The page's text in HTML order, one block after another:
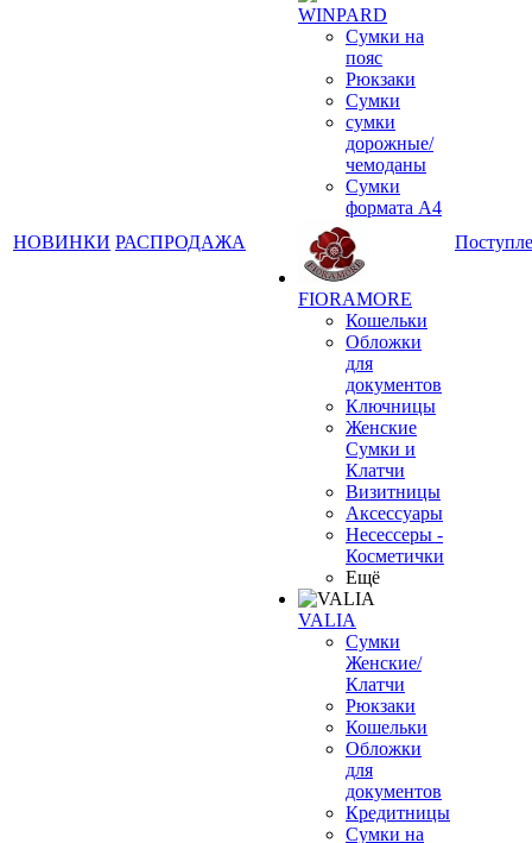
НОВИНКИ РАСПРОДАЖА
WINPARD
Сумки на
пояс
Рюкзаки
Сумки
сумки
дорожные/
чемоданы
Сумки
формата А4
FIORAMORE
Кошельки
Обложки
для
документов
Ключницы
Женские
Сумки и
Клатчи
Визитницы
Аксессуары
Несессеры -
Косметички
Ещё
VALIA
Сумки
Женские/
Клатчи
Рюкзаки
Кошельки
Обложки
для
документов
Кредитницы
Сумки на